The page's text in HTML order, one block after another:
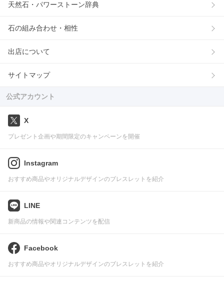
天然石・パワーストーン辞典
石の組み合わせ・相性
出店について
サイトマップ
公式アカウント
X
プレゼント企画や期間限定のキャンペーンを開催
Instagram
おすすめ商品やオリジナルデザインのブレスレットを紹介
LINE
新商品の情報や関連コンテンツを配信
Facebook
おすすめ商品やオリジナルデザインのブレスレットを紹介